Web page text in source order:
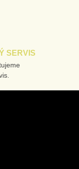
SERVIS